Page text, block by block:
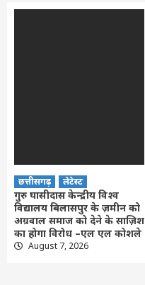
छत्तीसगढ़ लेटेस्ट
गुरु घासीदास केन्द्रीय विश्व
विद्यालय बिलासपुर के ज़मीन को
अग्रवाल समाज को देने के साज़िश
का होगा विरोध –एल एल कोशले
August 7, 2026